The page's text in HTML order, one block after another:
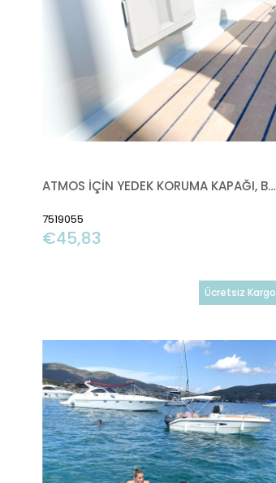
ATMOS İÇİN YEDEK KORUMA KAPAĞI, BEYAZ
7519055
€45,83
Ücretsiz Kargo